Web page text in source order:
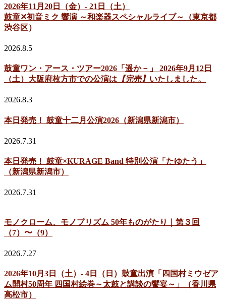
2026年11月20日（金）- 21日（土）
鼓童✕初音ミク 響演 ～和楽器スペシャルライブ～（東京都
渋谷区）
2026.8.5
鼓童ワン・アース・ツアー2026「遥か－」 2026年9月12日
（土）大阪府枚方市での公演は 【完売】 いたしました。
2026.8.3
本日発売！ 鼓童十二月公演2026（新潟県新潟市）
2026.7.31
本日発売！ 鼓童×KURAGE Band 特別公演「たゆたう」
（新潟県新潟市）
2026.7.31
モノクローム、モノプリズム 50年ものがたり｜第３回
（7）〜（9）
2026.7.27
2026年10月3日（土）- 4日（日）鼓童出演「四国村ミウゼア
ム開村50周年 四国村絵巻～太鼓と講談の饗宴～」（香川県
高松市）